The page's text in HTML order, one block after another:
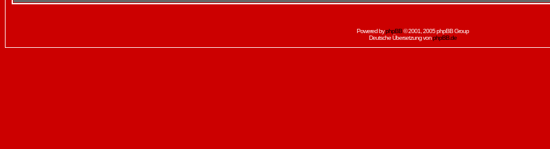
Powered byphpBB© 2001, 2005 phpBB Group
Deutsche Übersetzung vonphpBB.de